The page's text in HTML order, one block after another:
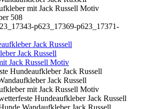
508
p623_17369-p623_17371-